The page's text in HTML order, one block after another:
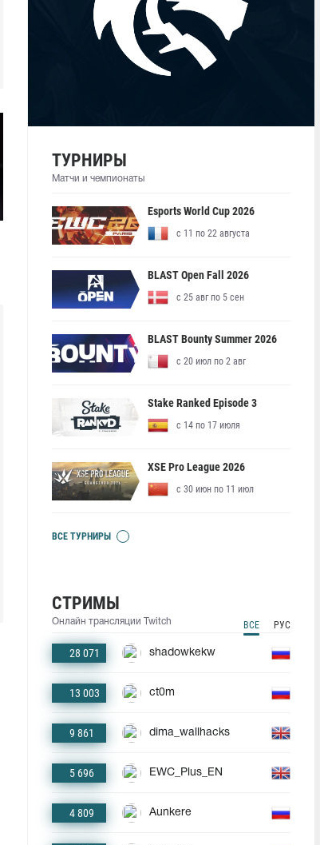
ТУРНИРЫ
Матчи и чемпионаты
Esports World Cup 2026
с 11 по 22 августа
BLAST Open Fall 2026
с 25 авг по 5 сен
BLAST Bounty Summer 2026
с 20 июл по 2 авг
Stake Ranked Episode 3
с 14 по 17 июля
XSE Pro League 2026
с 30 июн по 11 июл
ВСЕ ТУРНИРЫ
СТРИМЫ
Онлайн трансляции Twitch ВСЕ РУС
28 071 shadowkekw
13 003 ct0m
9 861 dima_wallhacks
5 696 EWC_Plus_EN
4 809 Aunkere